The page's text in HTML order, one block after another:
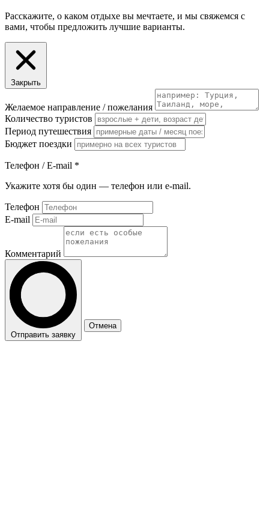
Расскажите, о каком отдыхе вы мечтаете, и мы свяжемся с
вами, чтобы предложить лучшие варианты.
Закрыть
Желаемое направление / пожелания
Количество туристов
Период путешествия
Бюджет поездки
Телефон / E-mail *
Укажите хотя бы один — телефон или e-mail.
Телефон
E-mail
Комментарий
Отправить заявку
Отмена